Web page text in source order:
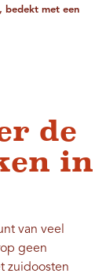
bedekt met een
de
in
van veel
geen
zuidoosten